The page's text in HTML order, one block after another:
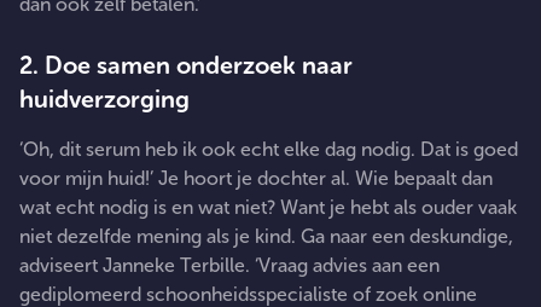
2. Doe samen onderzoek naar
huidverzorging
‘Oh, dit serum heb ik ook echt elke dag nodig. Dat is goed
voor mijn huid!’ Je hoort je dochter al. Wie bepaalt dan
wat echt nodig is en wat niet? Want je hebt als ouder vaak
niet dezelfde mening als je kind. Ga naar een deskundige,
adviseert Janneke Terbille. ‘Vraag advies aan een
gediplomeerd schoonheidsspecialiste of zoek online